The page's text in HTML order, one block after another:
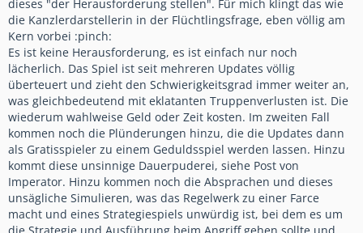
dieses "der Herausforderung stellen". Für mich klingt das wie
die Kanzlerdarstellerin in der Flüchtlingsfrage, eben völlig am
Kern vorbei :pinch:
Es ist keine Herausforderung, es ist einfach nur noch
lächerlich. Das Spiel ist seit mehreren Updates völlig
überteuert und zieht den Schwierigkeitsgrad immer weiter an,
was gleichbedeutend mit eklatanten Truppenverlusten ist. Die
wiederum wahlweise Geld oder Zeit kosten. Im zweiten Fall
kommen noch die Plünderungen hinzu, die die Updates dann
als Gratisspieler zu einem Geduldsspiel werden lassen. Hinzu
kommt diese unsinnige Dauerpuderei, siehe Post von
Imperator. Hinzu kommen noch die Absprachen und dieses
unsägliche Simulieren, was das Regelwerk zu einer Farce
macht und eines Strategiespiels unwürdig ist, bei dem es um